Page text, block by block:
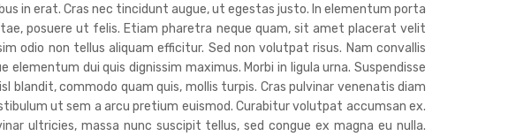
in erat. Cras nec tincidunt augue, ut egestas justo. In elementum porta
posuere ut felis. Etiam pharetra neque quam, sit amet placerat velit
odio non tellus aliquam efficitur. Sed non volutpat risus. Nam convallis
dui quis dignissim maximus. Morbi in ligula urna. Suspendisse
commodo quam quis, mollis turpis. Cras pulvinar venenatis diam
ut sem a arcu pretium euismod. Curabitur volutpat accumsan ex.
ultricies, massa nunc suscipit tellus, sed congue ex magna eu nulla.